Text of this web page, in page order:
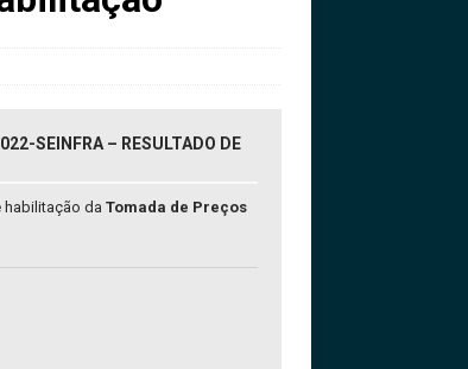
SEINFRA – RESULTADO DE
habilitação da Tomada de Preços